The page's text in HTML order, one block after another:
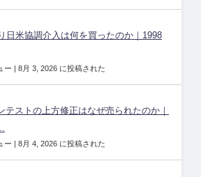
日米協調介入は何を買ったのか｜1998
ー 8月 3, 2026 に投稿された
テストの上方修正はなぜ売られたのか｜
ー 8月 4, 2026 に投稿された